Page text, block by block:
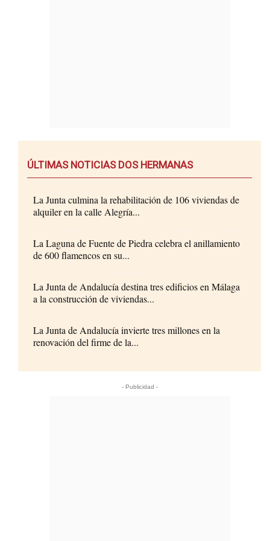
ÚLTIMAS NOTICIAS DOS HERMANAS
La Junta culmina la rehabilitación de 106 viviendas de
alquiler en la calle Alegría...
La Laguna de Fuente de Piedra celebra el anillamiento
de 600 flamencos en su...
La Junta de Andalucía destina tres edificios en Málaga
a la construcción de viviendas...
La Junta de Andalucía invierte tres millones en la
renovación del firme de la...
- Publicidad -